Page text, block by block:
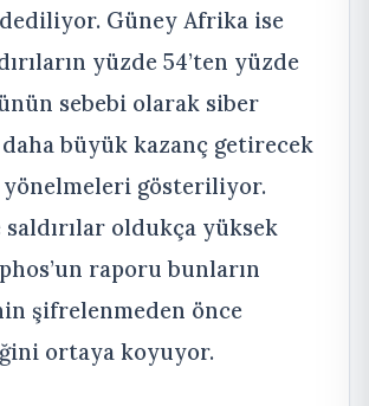
Güney Afrika ise
yüzde 54’ten yüzde
sebebi olarak siber
büyük kazanç getirecek
yönelmeleri gösteriliyor.
saldırılar oldukça yüksek
raporu bunların
şifrelenmeden önce
ortaya koyuyor.